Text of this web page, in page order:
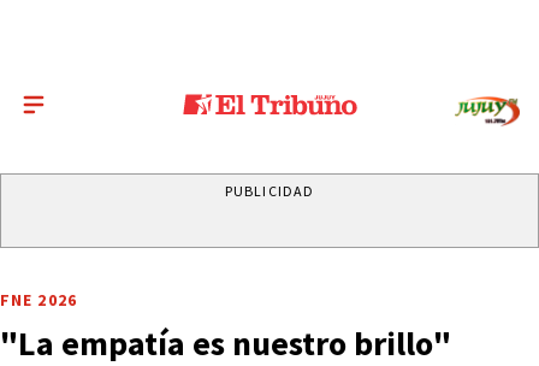
PUBLICIDAD
FNE 2026
"La empatía es nuestro brillo"